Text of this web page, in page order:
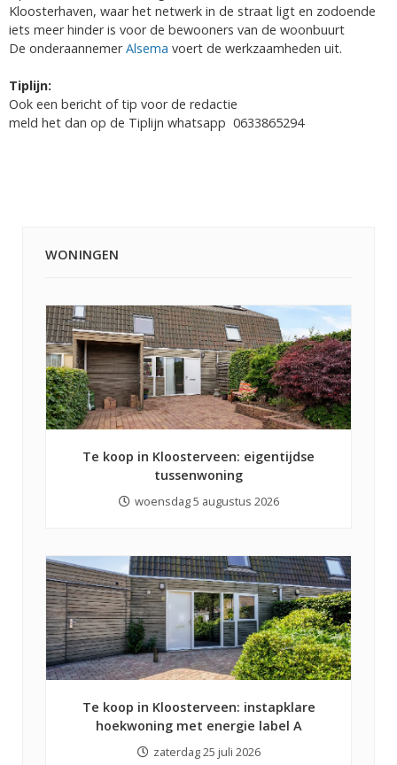
Kloosterhaven, waar het netwerk in de straat ligt en zodoende
iets meer hinder is voor de bewooners van de woonbuurt
De onderaannemerAlsema voert de werkzaamheden uit.
Tiplijn:
Ook een bericht of tip voor de redactie
meld het dan op de Tiplijn whatsapp 0633865294
WONINGEN
Te koop in Kloosterveen: eigentijdse
tussenwoning
woensdag 5 augustus 2026
Te koop in Kloosterveen: instapklare
hoekwoning met energie label A
zaterdag 25 juli 2026